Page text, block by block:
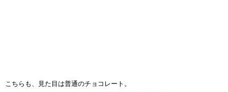
こちらも、見た目は普通のチョコレート。